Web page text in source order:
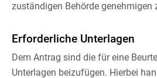
zuständigen Behörde genehmigen
Erforderliche Unterlagen
Dem Antrag sind die für eine
Unterlagen beizufügen. Hierbei